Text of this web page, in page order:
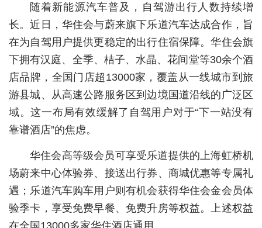
科教
健康
悠游
相亲
汽车
房产
消费
创意
文化
随着新能源汽车普及，自驾游出行人数持续增
长。近日，华住会与蔚来旗下乐道汽车达成合作，旨
在为自驾用户提供更稳定的出行住宿保障。华住会旗
下拥有汉庭、全季、桔子、水晶、花间堂等30余个酒
店品牌，全国门店超13000家，覆盖从一线城市到旅
游县城、从高速公路服务区到边境国道沿线的广泛区
域。这一布局有效缓解了自驾用户对于“下一站没有
靠谱酒店”的焦虑。
华住会高等级会员可享受乐道提供的上海虹桥机
场蔚来中心体验券、接送出行券、商城优惠等专属礼
遇；乐道汽车购车用户则有机会获得华住会金会员体
验季卡，享受免费早餐、免费升房等权益。上述权益
在全国13000多家华住酒店通用。